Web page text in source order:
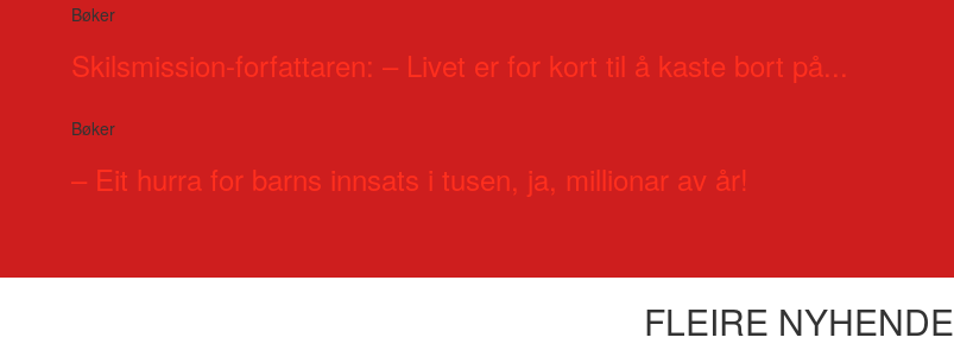
Bøker
Skilsmission-forfattaren: – Livet er for kort til å kaste bort på...
Bøker
– Eit hurra for barns innsats i tusen, ja, millionar av år!
FLEIRE NYHENDE